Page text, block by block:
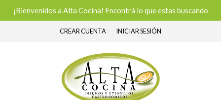
¡Bienvenidos a Alta Cocina! Encontrá lo que estas buscando
CREAR CUENTA INICIAR SESIÓN